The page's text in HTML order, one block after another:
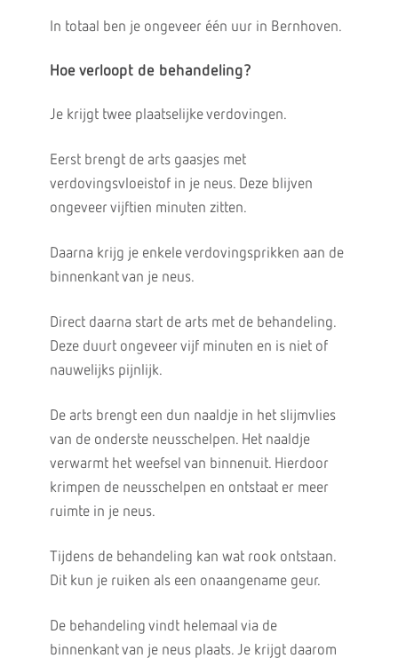
In totaal ben je ongeveer één uur in Bernhoven.
Hoe verloopt de behandeling?
Je krijgt twee plaatselijke verdovingen.
Eerst brengt de arts gaasjes met
verdovingsvloeistof in je neus. Deze blijven
ongeveer vijftien minuten zitten.
Daarna krijg je enkele verdovingsprikken aan de
binnenkant van je neus.
Direct daarna start de arts met de behandeling.
Deze duurt ongeveer vijf minuten en is niet of
nauwelijks pijnlijk.
De arts brengt een dun naaldje in het slijmvlies
van de onderste neusschelpen. Het naaldje
verwarmt het weefsel van binnenuit. Hierdoor
krimpen de neusschelpen en ontstaat er meer
ruimte in je neus.
Tijdens de behandeling kan wat rook ontstaan.
Dit kun je ruiken als een onaangename geur.
De behandeling vindt helemaal via de
binnenkant van je neus plaats. Je krijgt daarom